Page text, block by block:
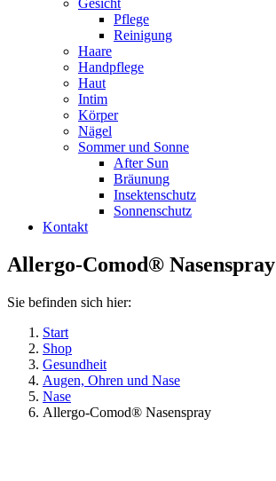
Gesicht
Pflege
Reinigung
Haare
Handpflege
Haut
Intim
Körper
Nägel
Sommer und Sonne
After Sun
Bräunung
Insektenschutz
Sonnenschutz
Kontakt
Allergo-Comod® Nasenspray
Sie befinden sich hier:
Start
Shop
Gesundheit
Augen, Ohren und Nase
Nase
Allergo-Comod® Nasenspray